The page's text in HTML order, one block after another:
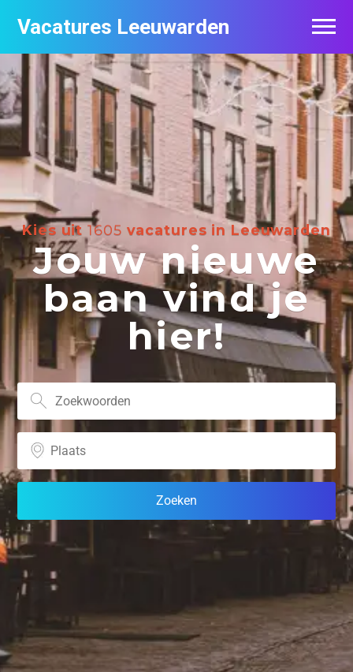
Vacatures Leeuwarden
Kies uit1605 vacatures in Leeuwarden
Jouw nieuwe
baan vind je
hier!
Vacatures per bedrijf
De populairste vacatures in Leeuwarden
Nieuwsbrief feed